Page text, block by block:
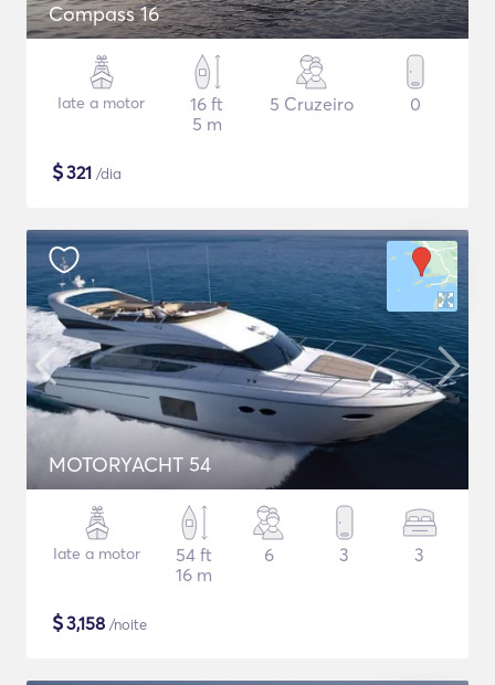
Compass 16
Iate a motor
16 ft
5 m
5 Cruzeiro 0
$321 /dia
MOTORYACHT 54
Iate a motor
54 ft
16 m
6 3 3
$3,158 /noite